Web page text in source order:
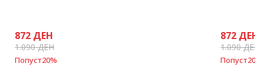
872 ДЕН
1.090ДЕН
Попуст20%
872 ДЕН
1.090ДЕН
Попуст20